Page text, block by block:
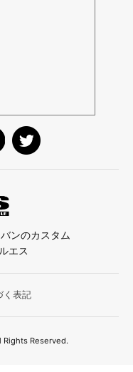
ンのカスタム
エス
く表記
Rights Reserved.